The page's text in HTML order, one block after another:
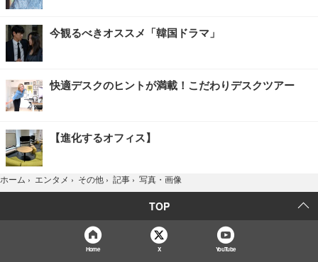
今観るべきオススメ「韓国ドラマ」
快適デスクのヒントが満載！こだわりデスクツアー
【進化するオフィス】
ホーム › エンタメ › その他 › 記事 › 写真・画像
TOP
Home X YouTube